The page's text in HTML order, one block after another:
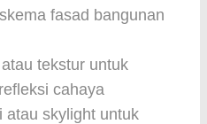
fasad bangunan
tekstur untuk
cahaya
atau skylight untuk